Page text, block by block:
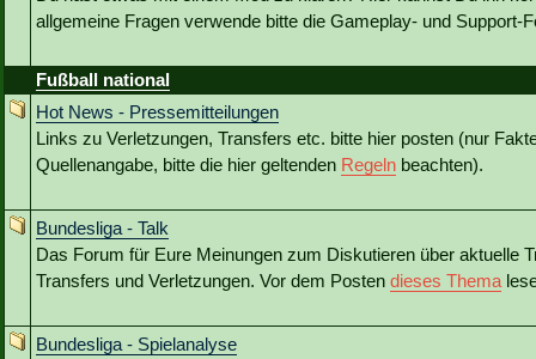
allgemeine Fragen verwende bitte die Gameplay- und Support-
Fußball national
Hot News - Pressemitteilungen
Links zu Verletzungen, Transfers etc. bitte hier posten (nur
Quellenangabe, bitte die hier geltenden Regeln beachten).
Bundesliga - Talk
Das Forum für Eure Meinungen zum Diskutieren über aktuelle
Transfers und Verletzungen. Vor dem Posten dieses Thema
Bundesliga - Spielanalyse